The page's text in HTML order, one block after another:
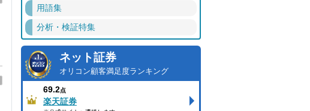
用語集
分析・検証特集
ネット証券
オリコン顧客満足度ランキング
69.2点
楽天証券